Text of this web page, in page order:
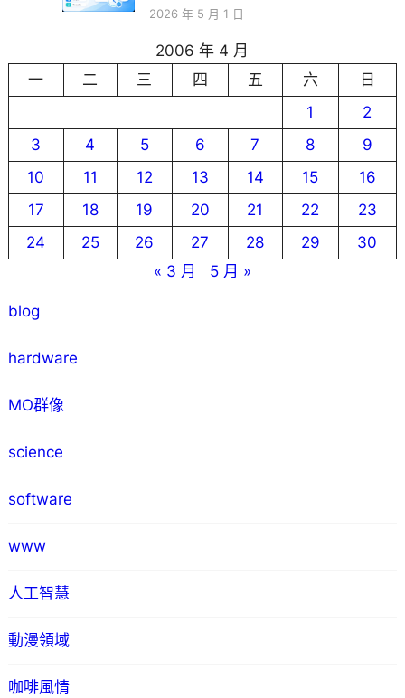
2026 年 5 月 1 日
2006 年 4 月
一
二 三 四 五 六
日
1
2
3
4 5 6 7 8
9
10
11 12 13 14 15
16
17
18 19 20 21 22
23
24
25 26 27 28 29
30
« 3 月
5 月 »
blog
hardware
MO群像
science
software
www
人工智慧
動漫領域
咖啡風情